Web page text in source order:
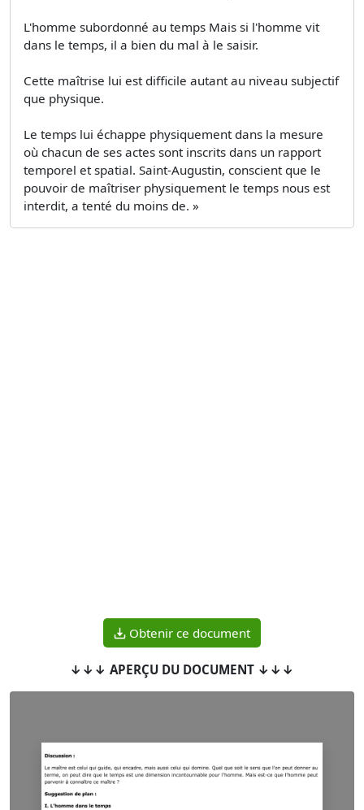
L'homme subordonné au temps Mais si l'homme vit
dans le temps, il a bien du mal à le saisir.
Cette maîtrise lui est difficile autant au niveau subjectif
que physique.
Le temps lui échappe physiquement dans la mesure
où chacun de ses actes sont inscrits dans un rapport
temporel et spatial. Saint-Augustin, conscient que le
pouvoir de maîtriser physiquement le temps nous est
interdit, a tenté du moins de. »
Obtenir ce document
↓↓↓ APERÇU DU DOCUMENT ↓↓↓